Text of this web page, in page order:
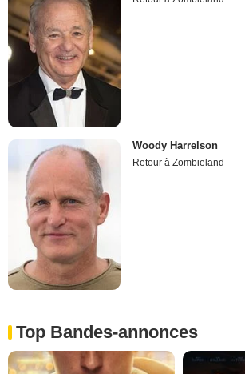
Woody Harrelson
Retour à Zombieland
Top Bandes-annonces